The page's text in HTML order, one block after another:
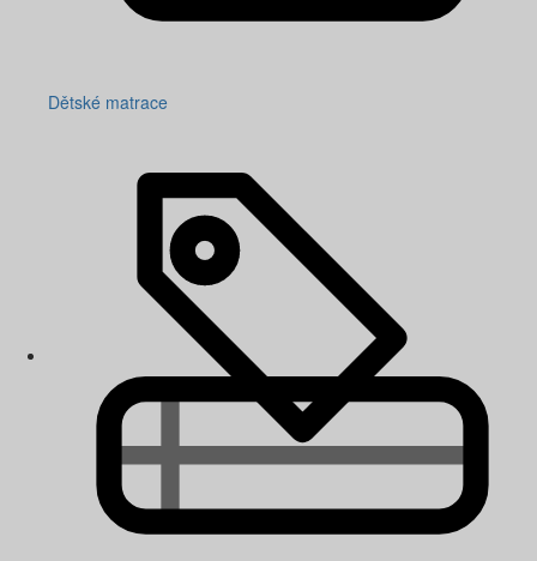
Dětské matrace